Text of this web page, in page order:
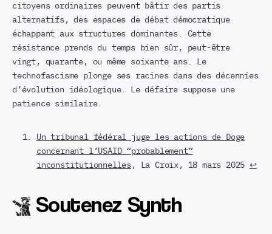
citoyens ordinaires peuvent bâtir des partis
alternatifs, des espaces de débat démocratique
échappant aux structures dominantes. Cette
résistance prends du temps bien sûr, peut-être
vingt, quarante, ou même soixante ans. Le
technofascisme plonge ses racines dans des décennies
d’évolution idéologique. Le défaire suppose une
patience similaire.
Un tribunal fédéral juge les actions de Doge
concernant l’USAID “probablement”
inconstitutionnelles , La Croix, 18 mars 2025↩︎
Soutenez Synth